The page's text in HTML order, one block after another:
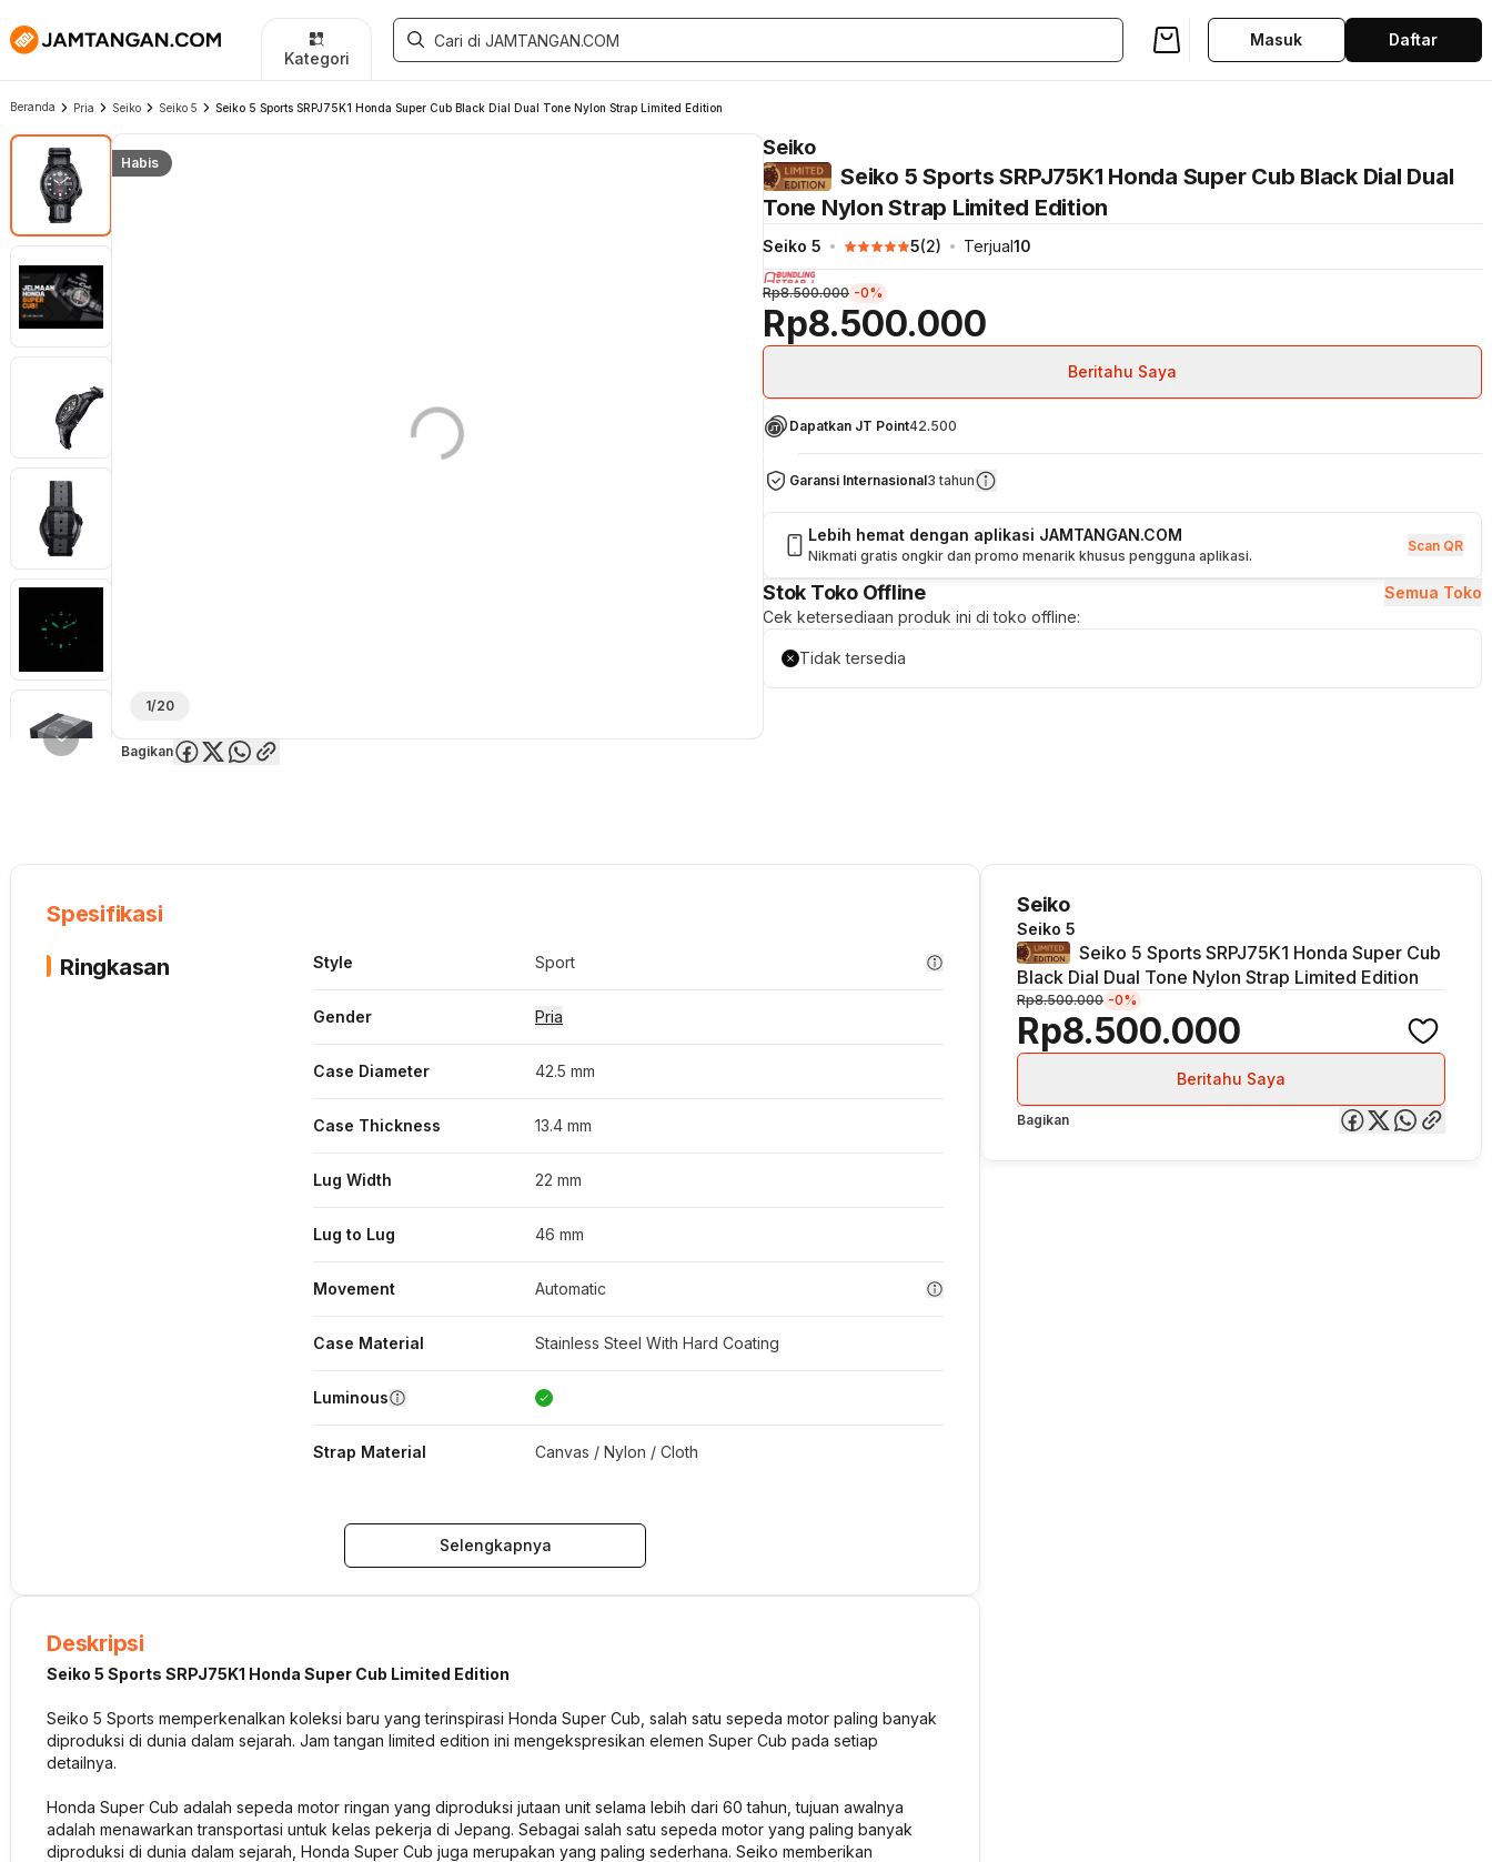
Kategori
Masuk Daftar
Beranda Pria Seiko Seiko 5 Seiko 5 Sports SRPJ75K1 Honda Super Cub Black Dial Dual Tone Nylon Strap Limited Edition
Habis
1/20
Bagikan
Seiko
Seiko 5 Sports SRPJ75K1 Honda Super Cub Black Dial Dual
Tone Nylon Strap Limited Edition
Seiko 5 5(2) Terjual10
Rp8.500.000
Rp8.500.000 -0%
Beritahu Saya
Dapatkan JT Point42.500
Garansi Internasional3 tahun
Lebih hemat dengan aplikasi JAMTANGAN.COM
Nikmati gratis ongkir dan promo menarik khusus pengguna aplikasi.
Scan QR
Stok Toko Offline
Semua Toko
Cek ketersediaan produk ini di toko offline:
Tidak tersedia
Spesifikasi
Ringkasan
Style Sport
Gender Pria
Case Diameter 42.5 mm
Case Thickness 13.4 mm
Lug Width 22 mm
Lug to Lug 46 mm
Movement Automatic
Case Material Stainless Steel With Hard Coating
Luminous
Strap Material Canvas / Nylon / Cloth
Selengkapnya
Deskripsi
Seiko 5 Sports SRPJ75K1 Honda Super Cub Limited Edition
Seiko 5 Sports memperkenalkan koleksi baru yang terinspirasi Honda Super Cub, salah satu sepeda motor paling banyak
diproduksi di dunia dalam sejarah. Jam tangan limited edition ini mengekspresikan elemen Super Cub pada setiap
detailnya.
Honda Super Cub adalah sepeda motor ringan yang diproduksi jutaan unit selama lebih dari 60 tahun, tujuan awalnya
adalah menawarkan transportasi untuk kelas pekerja di Jepang. Sebagai salah satu sepeda motor yang paling banyak
diproduksi di dunia dalam sejarah, Honda Super Cub juga merupakan yang paling sederhana. Seiko memberikan
Seiko
Seiko 5
Seiko 5 Sports SRPJ75K1 Honda Super Cub
Black Dial Dual Tone Nylon Strap Limited Edition
Rp8.500.000
Rp8.500.000 -0%
Beritahu Saya
Bagikan